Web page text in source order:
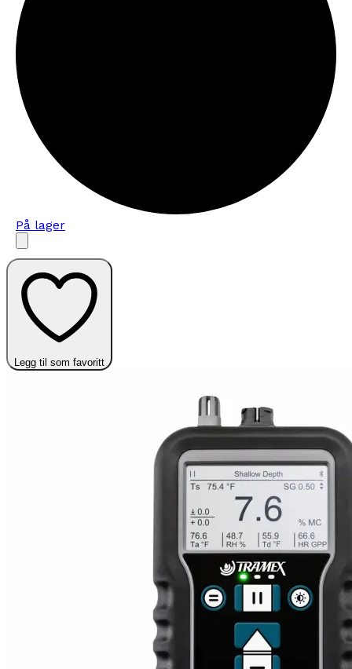
På lager
Legg til som favoritt